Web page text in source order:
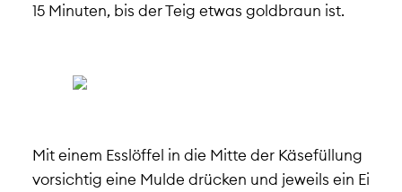
15 Minuten, bis der Teig etwas goldbraun ist.
Mit einem Esslöffel in die Mitte der Käsefüllung
vorsichtig eine Mulde drücken und jeweils ein Ei